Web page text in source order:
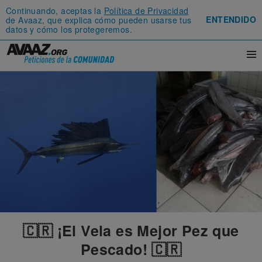
Continuando, aceptas la Política de Privacidad
de Avaaz, que explica cómo pueden usarse tus
datos y cómo los protegeremos.
ENTENDIDO
🇨🇷 ¡El Vela es Mejor Pez que
Pescado! 🇨🇷